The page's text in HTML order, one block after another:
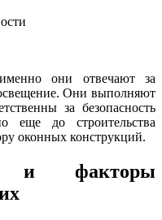
они отвечают за
Они выполняют
за безопасность
еще до строительства
оконных конструкций.
и факторы